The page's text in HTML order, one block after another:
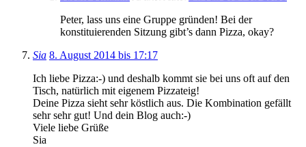
Peter, lass uns eine Gruppe gründen! Bei der
konstituierenden Sitzung gibt’s dann Pizza, okay?
Sia 8. August 2014 bis 17:17
Ich liebe Pizza:-) und deshalb kommt sie bei uns oft auf den
Tisch, natürlich mit eigenem Pizzateig!
Deine Pizza sieht sehr köstlich aus. Die Kombination gefällt
sehr sehr gut! Und dein Blog auch:-)
Viele liebe Grüße
Sia